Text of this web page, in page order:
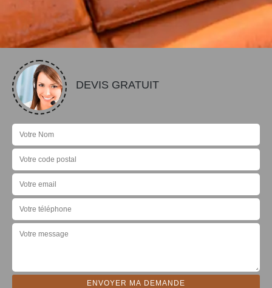
DEVIS GRATUIT